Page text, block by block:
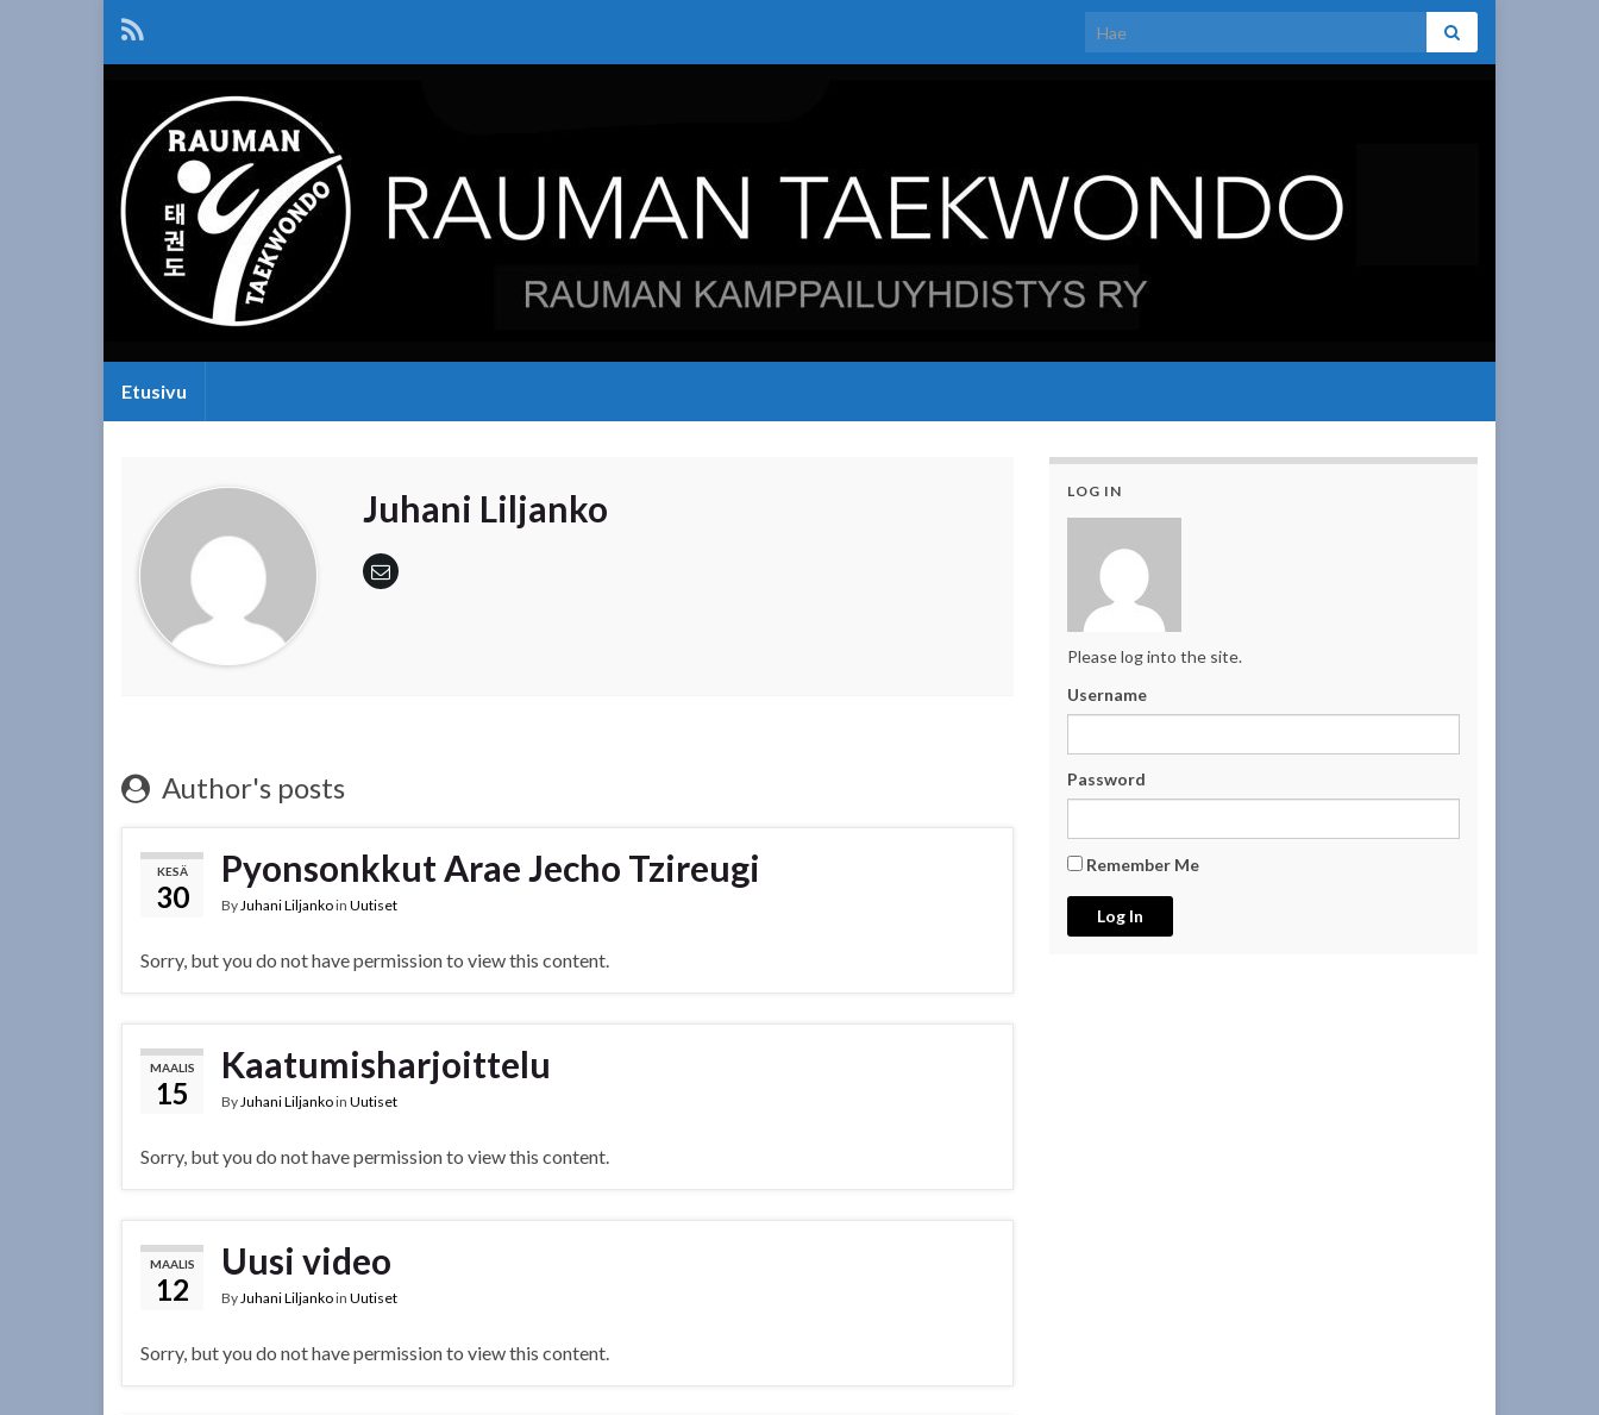
Search for:
Etusivu
Juhani Liljanko
Author's posts
KESÄ
30
Pyonsonkkut Arae Jecho Tzireugi
ByJuhani Liljankoin Uutiset
Sorry, but you do not have permission to view this content.
MAALIS
15
Kaatumisharjoittelu
ByJuhani Liljankoin Uutiset
Sorry, but you do not have permission to view this content.
MAALIS
12
Uusi video
ByJuhani Liljankoin Uutiset
Sorry, but you do not have permission to view this content.
LOG IN
Please log into the site.
Username
Password
Remember Me